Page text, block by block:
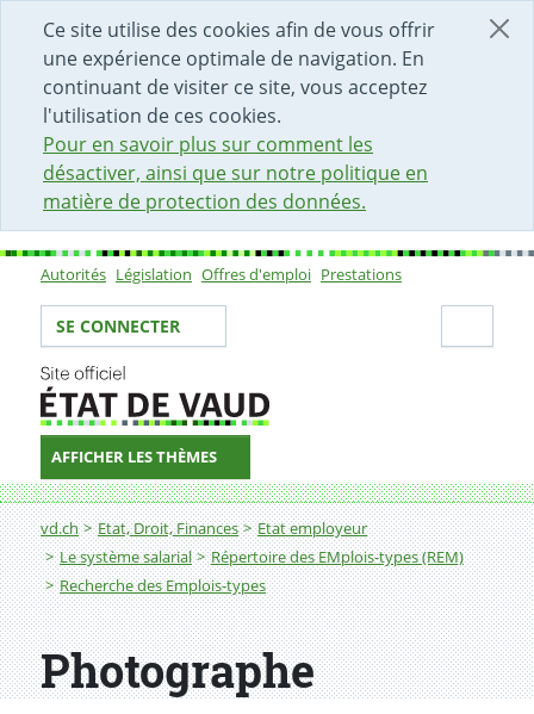
Ce site utilise des cookies afin de vous offrir
une expérience optimale de navigation. En
continuant de visiter ce site, vous acceptez
l'utilisation de ces cookies.
Pour en savoir plus sur comment les
désactiver, ainsi que sur notre politique en
matière de protection des données.
DÉBUT DU CONTENU DE LA PAGE
ACCÈS AU CHAMP DE RECHERCHE
PAGE D'ACCUEIL
FORMULAIRE DE CONTACT
Sous-navigation
Autorités Législation Offres d'emploi Prestations
Votre identité
SE CONNECTER
AFFICHER LES THÈMES
Fil d'Ariane
vd.ch Etat, Droit, Finances
Etat employeur
Le système salarial
Répertoire des EMplois-types (REM)
Recherche des Emplois-types
Photographe
Photographe